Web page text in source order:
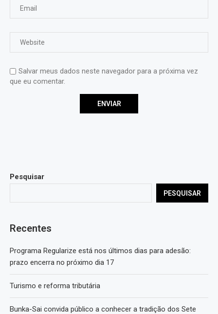
Salvar meus dados neste navegador para a próxima vez
que eu comentar.
Pesquisar
PESQUISAR
Recentes
Programa Regularize está nos últimos dias para adesão:
prazo encerra no próximo dia 17
Turismo e reforma tributária
Bunka-Sai convida público a conhecer a tradição dos Sete